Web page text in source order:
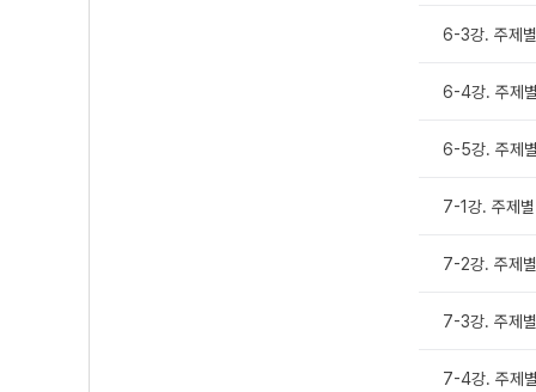
6-3강. 주제
6-4강. 주제
6-5강. 주제
7-1강. 주제
7-2강. 주제
7-3강. 주제
7-4강. 주제